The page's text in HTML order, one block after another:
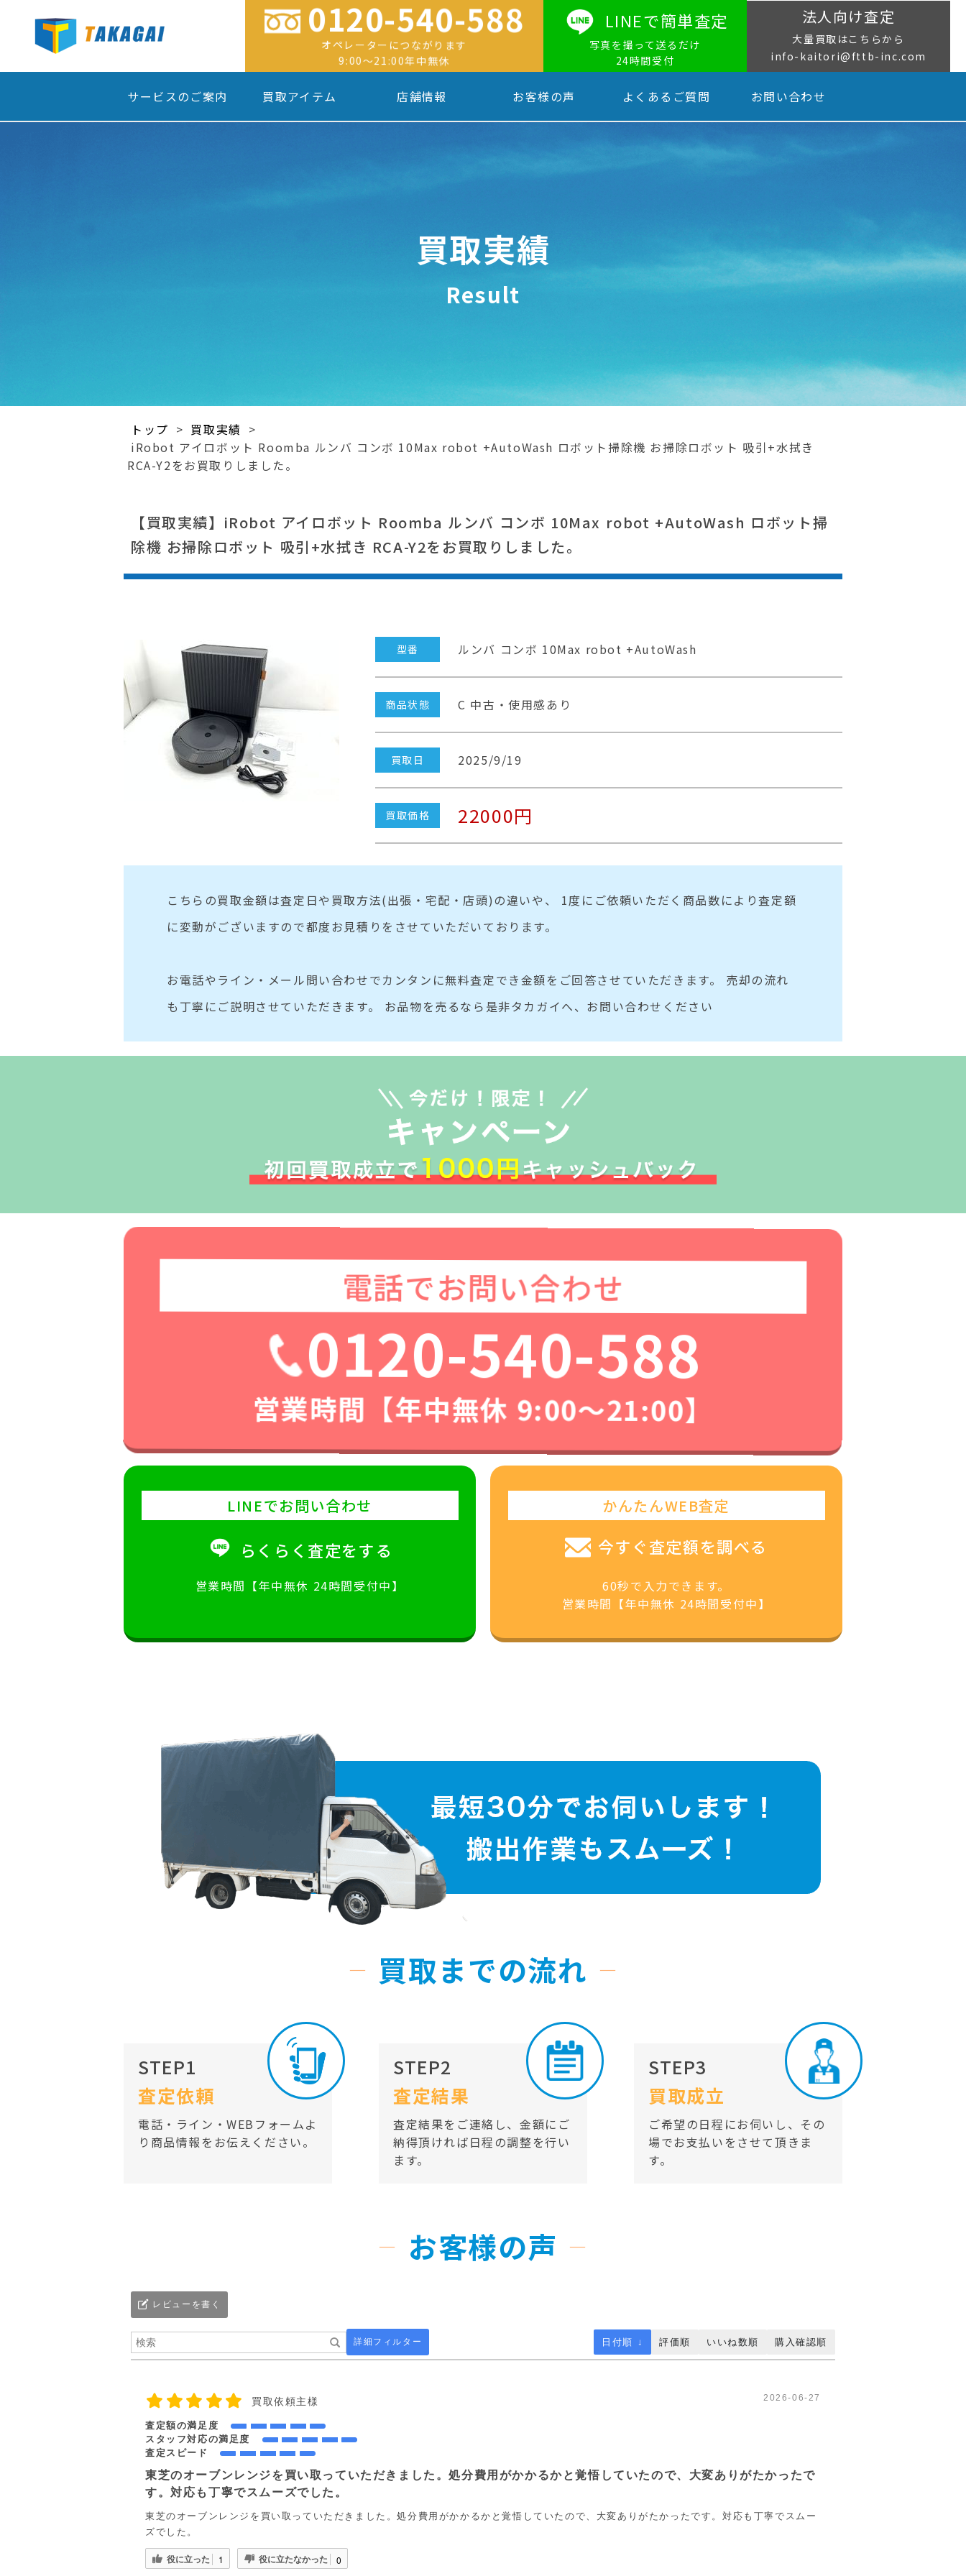
0120-540-588
オペレーターにつながります
9:00〜21:00年中無休
LINEで簡単査定
写真を撮って送るだけ
24時間受付
法人向け査定
大量買取はこちらから
info-kaitori@fttb-inc.com
サービスのご案内 買取アイテム 店舗情報 お客様の声 よくあるご質問 お問い合わせ
買取実績
Result
トップ > 買取実績 >
iRobot アイロボット Roomba ルンバ コンボ 10Max robot +AutoWash ロボット掃除機 お掃除ロボット 吸引+水拭き
RCA-Y2をお買取りしました。
【買取実績】iRobot アイロボット Roomba ルンバ コンボ 10Max robot +AutoWash ロボット掃
除機 お掃除ロボット 吸引+水拭き RCA-Y2をお買取りしました。
型番 ルンバ コンボ 10Max robot +AutoWash
商品状態 C 中古・使用感あり
買取日 2025/9/19
買取価格 22000円
こちらの買取金額は査定日や買取方法(出張・宅配・店頭)の違いや、 1度にご依頼いただく商品数により査定額
に変動がございますので都度お見積りをさせていただいております。
お電話やライン・メール問い合わせでカンタンに無料査定でき金額をご回答させていただきます。 売却の流れ
も丁寧にご説明させていただきます。 お品物を売るなら是非タカガイへ、お問い合わせください
電話でお問い合わせ
0120-540-588
営業時間【年中無休 9:00〜21:00】
LINEでお問い合わせ
らくらく査定をする
営業時間【年中無休 24時間受付中】
かんたんWEB査定
今すぐ査定額を調べる
60秒で入力できます。
営業時間【年中無休 24時間受付中】
買取までの流れ
STEP1
査定依頼
電話・ライン・WEBフォームよ
り商品情報をお伝えください。
STEP2
査定結果
査定結果をご連絡し、金額にご
納得頂ければ日程の調整を行い
ます。
STEP3
買取成立
ご希望の日程にお伺いし、その
場でお支払いをさせて頂きま
す。
お客様の声
レビューを書く
詳細フィルター 日付順 ↓ 評価順 いいね数順 購入確認順
買取依頼主様 2026-06-27
査定額の満足度
スタッフ対応の満足度
査定スピード
東芝のオーブンレンジを買い取っていただきました。処分費用がかかるかと覚悟していたので、大変ありがたかったで
す。対応も丁寧でスムーズでした。
東芝のオーブンレンジを買い取っていただきました。処分費用がかかるかと覚悟していたので、大変ありがたかったです。対応も丁寧でスムー
ズでした。
役に立った 1 役に立たなかった 0